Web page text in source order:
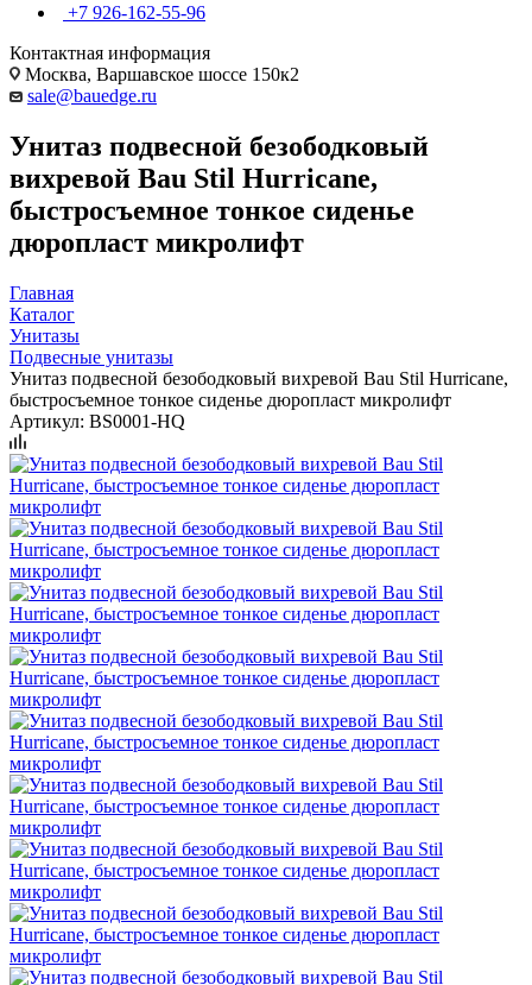
+7 926-162-55-96
Контактная информация
Москва, Варшавское шоссе 150к2
sale@bauedge.ru
Унитаз подвесной безободковый
вихревой Bau Stil Hurricane,
быстросъемное тонкое сиденье
дюропласт микролифт
Главная
Каталог
Унитазы
Подвесные унитазы
Унитаз подвесной безободковый вихревой Bau Stil Hurricane,
быстросъемное тонкое сиденье дюропласт микролифт
Артикул: BS0001-HQ